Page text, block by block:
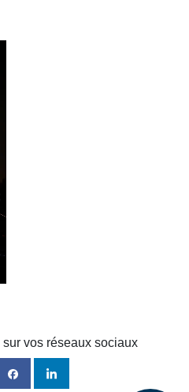
vos réseaux sociaux